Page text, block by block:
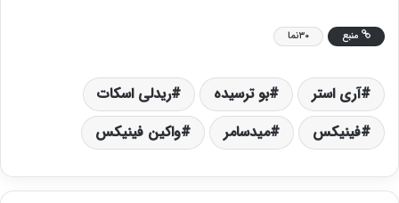
منبع ۳۰نما
آری استر بو ترسیده
ریدلی اسکات
فینیکس
میدسامر واکین فینیکس